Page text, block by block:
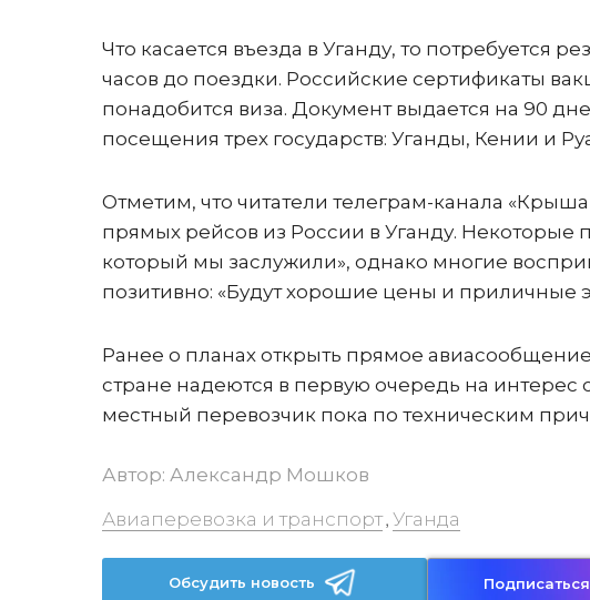
Что касается въезда в Уганду, то потребуется
часов до поездки. Российские сертификаты
понадобится виза. Документ выдается на 90
посещения трех государств: Уганды, Кении и
Отметим, что читатели телеграм-канала
прямых рейсов из России в Уганду. Некоторые
который мы заслужили», однако многие
позитивно: «Будут хорошие цены и приличные
Ранее о планах открыть прямое
стране надеются в первую очередь на интерес
местный перевозчик пока по техническим
Автор: Александр Мошков
Авиаперевозка и транспорт, Уганда
Обсудить новость